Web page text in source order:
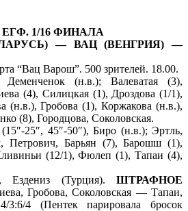
1/16 ФИНАЛА
— ВАЦ (ВЕНГРИЯ) —
“Вац Варош”. 500 зрителей. 18.00.
(н.в.); Валеватая (3),
(4), Силицкая (1), Дроздова (1/1),
(н.в.), Гробова (1), Коржакова (н.в.),
(8), Городцова, Соколовская.
25″, 45″-50″), Биро (н.в.); Эртль,
Петрович, Барьян (7), Барошш (1),
(12/1), Фюлеп (1), Тапаи (4),
(Турция). ШТРАФНОЕ
Гробова, Соколовская — Тапаи,
4 (Пентек парировала бросок